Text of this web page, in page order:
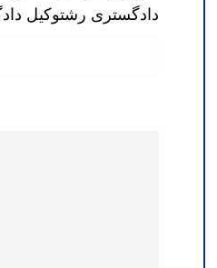
دادگستری رشتوکیل